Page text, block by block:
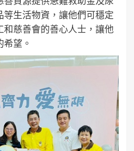
等生活物資，讓他們可穩定
和慈善會的善心人士，讓他
望。